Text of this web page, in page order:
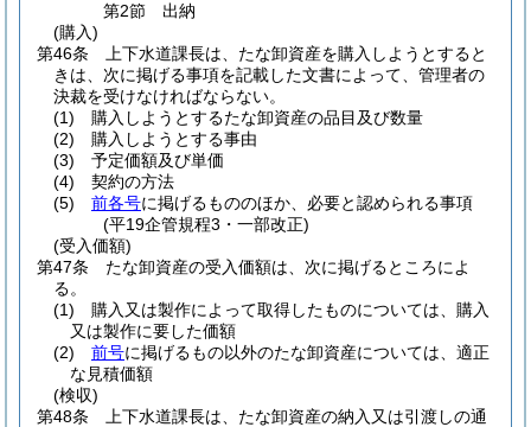
第2節
出納
(購入)
第46条
上下水道課長は、たな卸資産を購入しようとすると
きは、次に掲げる事項を記載した文書によって、管理者の
決裁を受けなければならない。
(1)
購入しようとするたな卸資産の品目及び数量
(2)
購入しようとする事由
(3)
予定価額及び単価
(4)
契約の方法
(5)
前各号に掲げるもののほか、必要と認められる事項
(平19企管規程3・一部改正)
(受入価額)
第47条
たな卸資産の受入価額は、次に掲げるところによ
る。
(1)
購入又は製作によって取得したものについては、購入
又は製作に要した価額
(2)
前号に掲げるもの以外のたな卸資産については、適正
な見積価額
(検収)
第48条
上下水道課長は、たな卸資産の納入又は引渡しの通